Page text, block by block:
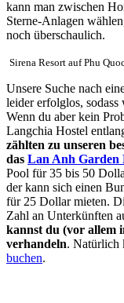
kann man zwischen
Sterne-Anlagen
noch überschaulich.
Sirena Resort auf Phu
Unsere Suche nach
leider erfolglos, sodass
Wenn du aber kein
Langchia Hostel
zählten zu unseren
das Lan Anh Garden
Pool für 35 bis 50
der kann sich einen
für 25 Dollar mieten.
Zahl an Unterkünften
kannst du (vor allem
verhandeln. Natürlich
buchen.